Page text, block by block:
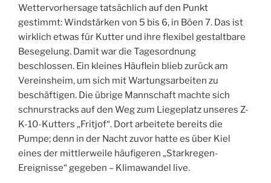
Wettervorhersage tatsächlich auf den Punkt
gestimmt: Windstärken von 5 bis 6, in Böen 7. Das ist
wirklich etwas für Kutter und ihre flexibel gestaltbare
Besegelung. Damit war die Tagesordnung
beschlossen. Ein kleines Häuflein blieb zurück am
Vereinsheim, um sich mit Wartungsarbeiten zu
beschäftigen. Die übrige Mannschaft machte sich
schnurstracks auf den Weg zum Liegeplatz unseres Z-
K-10-Kutters „Fritjof“. Dort arbeitete bereits die
Pumpe; denn in der Nacht zuvor hatte es über Kiel
eines der mittlerweile häufigeren „Starkregen-
Ereignisse“ gegeben – Klimawandel live.